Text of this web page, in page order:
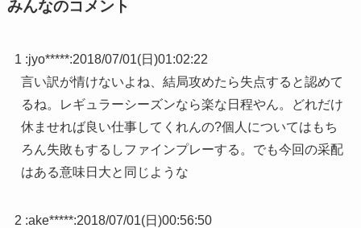
みんなのコメント
1 :jyo*****:2018/07/01(日)01:02:22
言い訳が情けないよね、結局攻めたら失点すると認めて
るね。レギュラーシーズンなら楽な日程やん。どれだけ
休ませれば良い仕事してくれんの?個人についてはもち
ろん失敗もするしファインプレーする。でも今回の采配
はある意味日大と同じような
2 :ake*****:2018/07/01(日)00:56:50